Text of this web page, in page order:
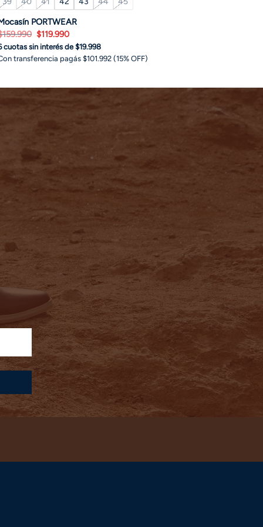
PORTWEAR
159.990 El
precio
original
era:
$159.990.
$119.990El
precio
actual
es:
$119.990.
cuotas sin interés de $19.998
transferencia pagás $101.992 (15% OFF)